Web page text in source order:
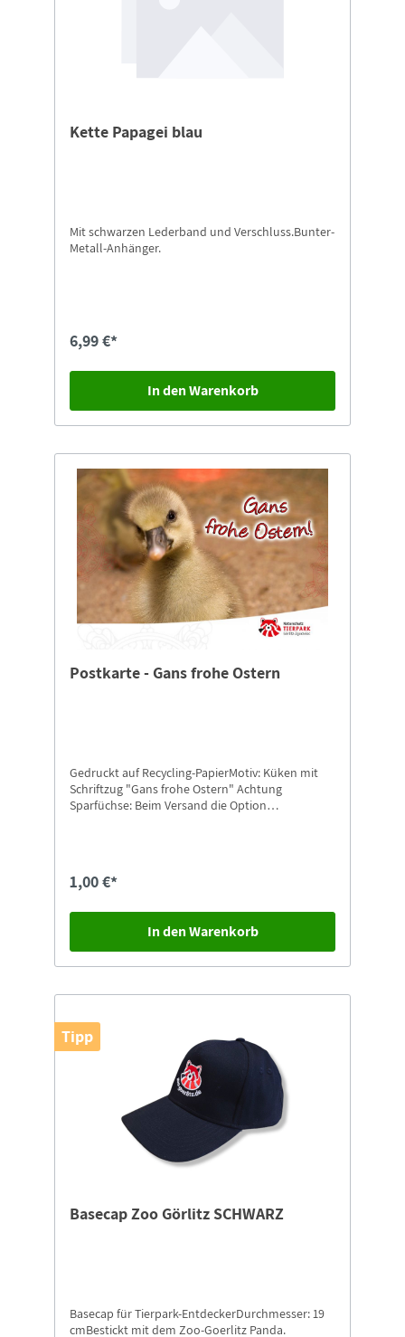
Kette Papagei blau
Mit schwarzen Lederband und Verschluss.Bunter-
Metall-Anhänger.
6,99 €*
In den Warenkorb
Postkarte - Gans frohe Ostern
Gedruckt auf Recycling-PapierMotiv: Küken mit
Schriftzug "Gans frohe Ostern" Achtung
Sparfüchse: Beim Versand die Option
1,00 €*
In den Warenkorb
Tipp
Basecap Zoo Görlitz SCHWARZ
Basecap für Tierpark-EntdeckerDurchmesser: 19
cmBestickt mit dem Zoo-Goerlitz Panda.